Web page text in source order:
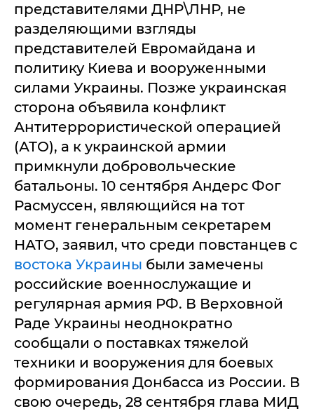
представителями ДНР\ЛНР, не
разделяющими взгляды
представителей Евромайдана и
политику Киева и вооруженными
силами Украины. Позже украинская
сторона объявила конфликт
Антитеррористической операцией
(АТО), а к украинской армии
примкнули добровольческие
батальоны. 10 сентября Андерс Фог
Расмуссен, являющийся на тот
момент генеральным секретарем
НАТО, заявил, что среди повстанцев с
востока Украины были замечены
российские военнослужащие и
регулярная армия РФ. В Верховной
Раде Украины неоднократно
сообщали о поставках тяжелой
техники и вооружения для боевых
формирования Донбасса из России. В
свою очередь, 28 сентября глава МИД